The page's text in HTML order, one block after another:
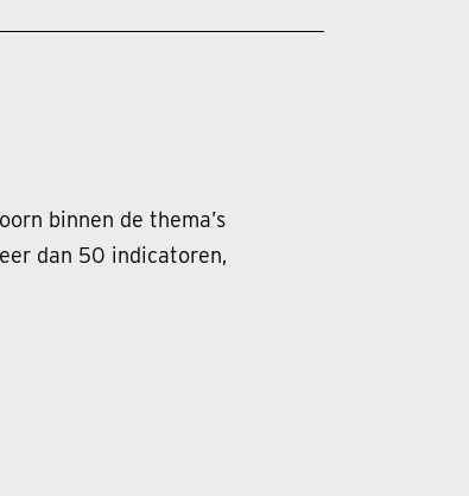
binnen de thema’s
dan 50 indicatoren,